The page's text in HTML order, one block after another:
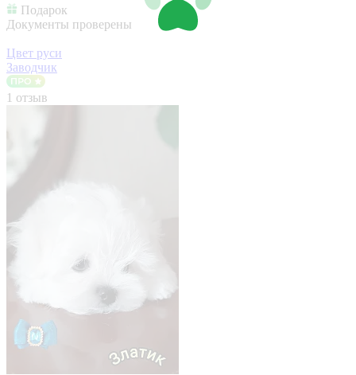
Подарок
Документы проверены
Цвет руси
Заводчик
1 отзыв